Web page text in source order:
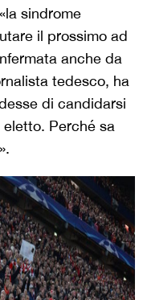
sindrome
il prossimo ad
anche da
tedesco, ha
di candidarsi
Perché sa